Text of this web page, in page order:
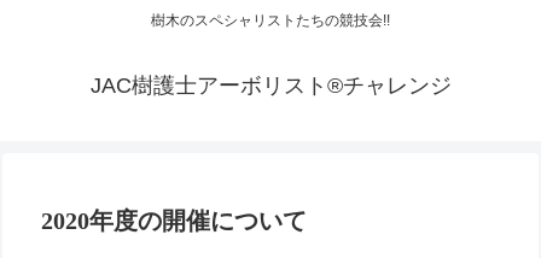
樹木のスペシャリストたちの競技会!!
JAC樹護士アーボリスト®チャレンジ
2020年度の開催について